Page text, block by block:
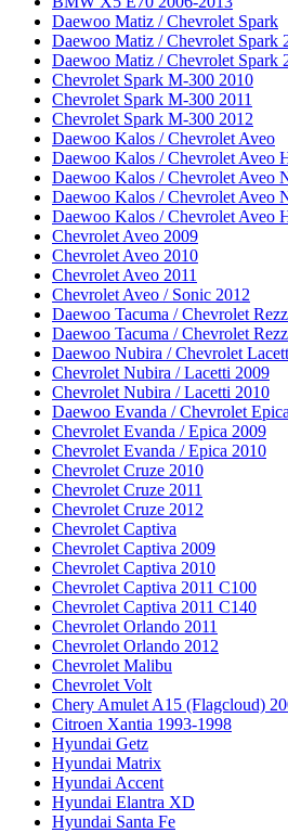
Daewoo Matiz / Chevrolet Spark
Daewoo Matiz / Chevrolet Spark
Daewoo Matiz / Chevrolet Spark
Chevrolet Spark M-300 2010
Chevrolet Spark M-300 2011
Chevrolet Spark M-300 2012
Daewoo Kalos / Chevrolet Aveo
Daewoo Kalos / Chevrolet Aveo
Daewoo Kalos / Chevrolet Aveo
Daewoo Kalos / Chevrolet Aveo
Daewoo Kalos / Chevrolet Aveo
Chevrolet Aveo 2009
Chevrolet Aveo 2010
Chevrolet Aveo 2011
Chevrolet Aveo / Sonic 2012
Daewoo Tacuma / Chevrolet
Daewoo Tacuma / Chevrolet
Daewoo Nubira / Chevrolet
Chevrolet Nubira / Lacetti 2009
Chevrolet Nubira / Lacetti 2010
Daewoo Evanda / Chevrolet
Chevrolet Evanda / Epica 2009
Chevrolet Evanda / Epica 2010
Chevrolet Cruze 2010
Chevrolet Cruze 2011
Chevrolet Cruze 2012
Chevrolet Captiva
Chevrolet Captiva 2009
Chevrolet Captiva 2010
Chevrolet Captiva 2011 C100
Chevrolet Captiva 2011 C140
Chevrolet Orlando 2011
Chevrolet Orlando 2012
Chevrolet Malibu
Chevrolet Volt
Chery Amulet A15 (Flagcloud)
Citroen Xantia 1993-1998
Hyundai Getz
Hyundai Matrix
Hyundai Accent
Hyundai Elantra XD
Hyundai Santa Fe